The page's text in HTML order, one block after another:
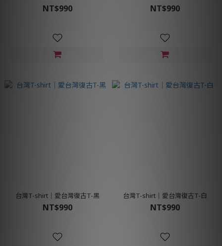
NT$990 NT$990
台灣T-shirt│愛台灣復古T-黑
NT$990
台灣T-shirt│愛台灣復古T-白
NT$990